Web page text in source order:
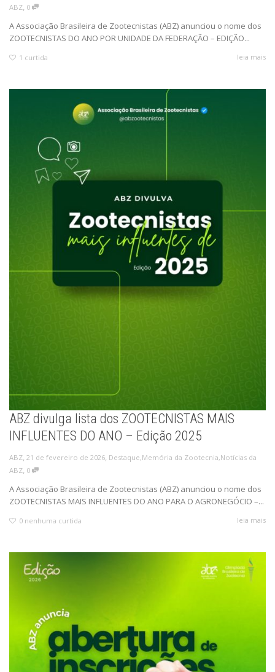
ABZ, 0
A Associação Brasileira de Zootecnistas (ABZ) anunciou o nome dos
ZOOTECNISTAS DO ANO POR UNIDADE DA FEDERAÇÃO – EDIÇÃO...
1 curtida leia mais
ABZ divulga lista dos ZOOTECNISTAS MAIS
INFLUENTES DO ANO – Edição 2025
ABZ, 21 de fevereiro de 2026, Destaque,Memória da Zootecnia,Notícias da
ABZ, 0
A Associação Brasileira de Zootecnistas (ABZ) anunciou o nome dos
ZOOTECNISTAS MAIS INFLUENTES DO ANO PARA O AGRONEGÓCIO –...
0 nenhuma curtida leia mais